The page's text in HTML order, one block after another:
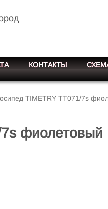
КОНТАКТЫ
TIMETRY TT071/7s
фиолетовый